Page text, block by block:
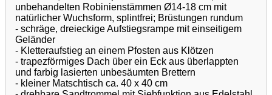
unbehandelten Robinienstämmen Ø14-18 cm mit
natürlicher Wuchsform, splintfrei; Brüstungen rundum
- schräge, dreieckige Aufstiegsrampe mit einseitigem
Geländer
- Kletteraufstieg an einem Pfosten aus Klötzen
- trapezförmiges Dach über ein Eck aus überlappten
und farbig lasierten unbesäumten Brettern
- kleiner Matschtisch ca. 40 x 40 cm